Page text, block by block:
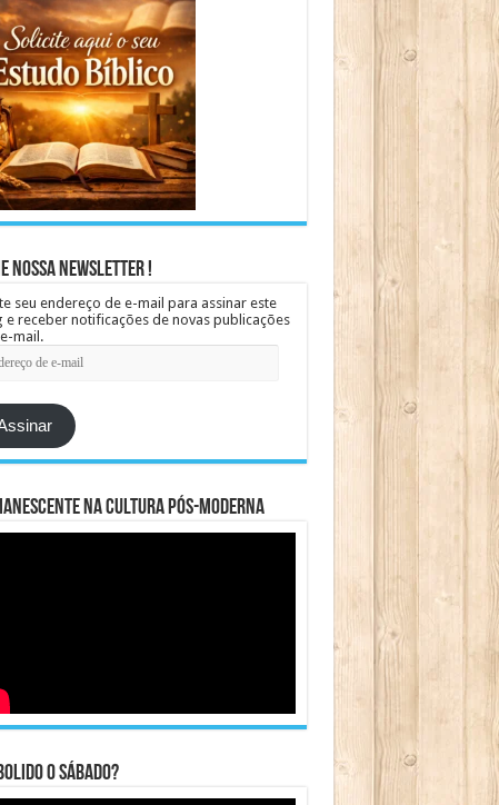
Nossa Newsletter !
seu endereço de e-mail para assinar este
e receber notificações de novas publicações
mail.
na cultura pós-moderna
o sábado?